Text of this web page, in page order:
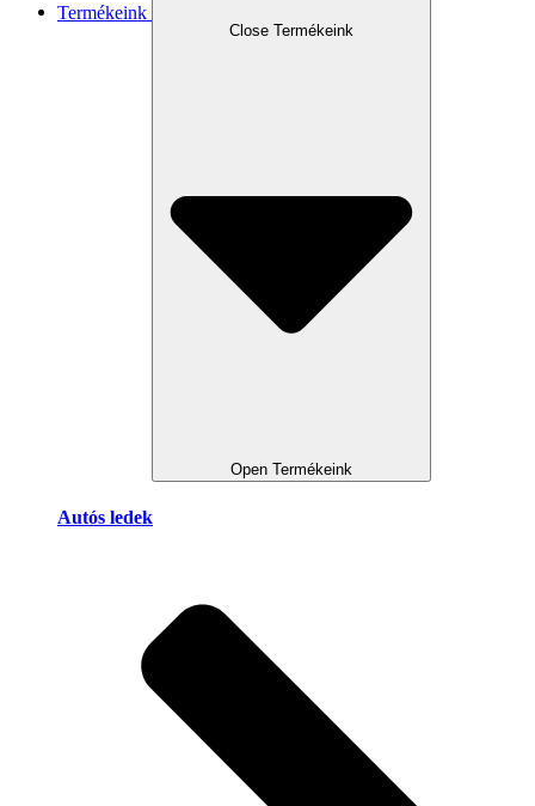
Termékeink
Close Termékeink
Open Termékeink
Autós ledek